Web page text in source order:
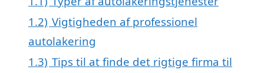
1.2) Vigtigheden af professionel
autolakering
1.3) Tips til at finde det rigtige firma til